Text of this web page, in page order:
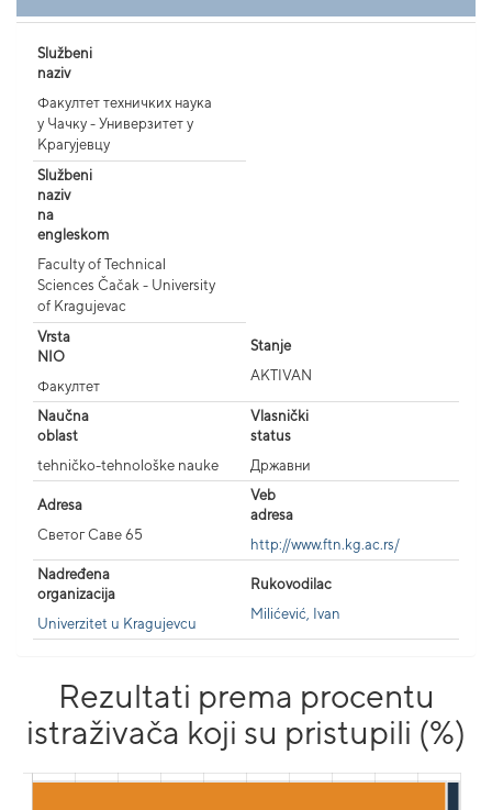
Službeni
naziv
Факултет техничких наука
у Чачку - Универзитет у
Крагујевцу
Službeni
naziv
na
engleskom
Faculty of Technical
Sciences Čačak - University
of Kragujevac
Vrsta
NIO
Факултет
Stanje
AKTIVAN
Naučna
oblast
tehničko-tehnološke nauke
Vlasnički
status
Државни
Adresa
Светог Саве 65
Veb
adresa
http://www.ftn.kg.ac.rs/
Nadređena
organizacija
Univerzitet u Kragujevcu
Rukovodilac
Milićević, Ivan
Rezultati prema procentu
istraživača koji su pristupili (%)